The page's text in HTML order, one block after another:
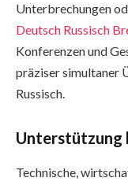
Unterbrechungen
Deutsch Russisch
Konferenzen und
präziser simultaner
Russisch.
Unterstützung
Technische,